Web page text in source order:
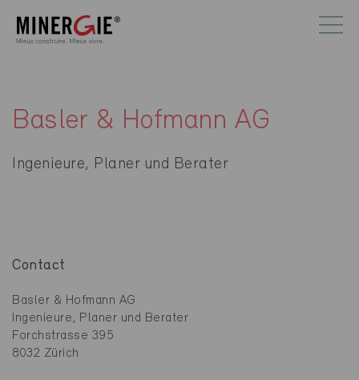
Basler & Hofmann AG
Ingenieure, Planer und Berater
Contact
Basler & Hofmann AG
Ingenieure, Planer und Berater
Forchstrasse 395
8032 Zürich